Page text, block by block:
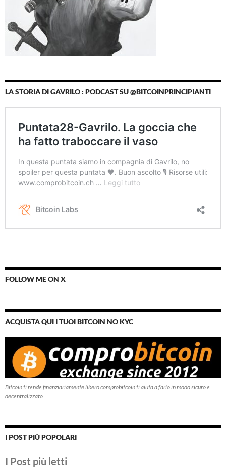
LA STORIA DI GAVRILO : PODCAST SU @BITCOINPRINCIPIANTI
FOLLOW ME ON X
ACQUISTA QUI I TUOI BITCOIN NO KYC
Bitcoin ti rende finanziariamente libero comprobitcoin ti aiuta a farlo in modo sicuro e
decentralizzato
I POST PIÙ POPOLARI
I Post più letti